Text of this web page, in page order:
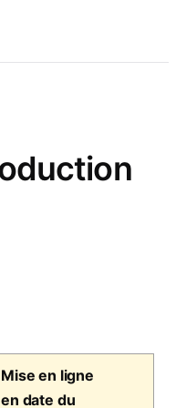
Mise en ligne
en date du